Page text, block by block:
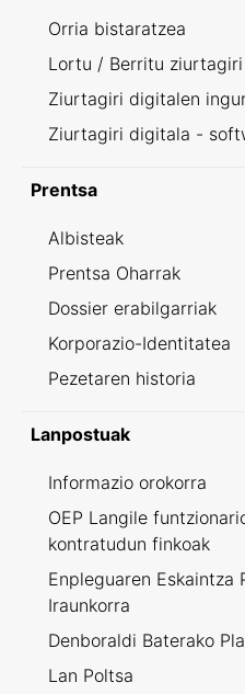
Orria bistaratzea
Lortu / Berritu
Ziurtagiri digitalen
Ziurtagiri digitala -
Prentsa
Albisteak
Prentsa Oharrak
Dossier erabilgarriak
Korporazio-Identitatea
Pezetaren historia
Lanpostuak
Informazio orokorra
OEP Langile
kontratudun finkoak
Enpleguaren Eskaintza
Iraunkorra
Denboraldi Baterako
Lan Poltsa